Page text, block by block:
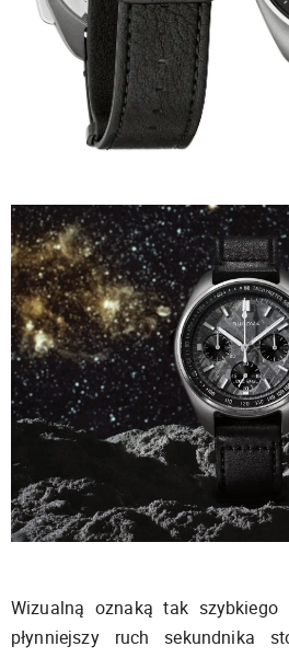
Wizualną oznaką tak
płynniejszy ruch sekundnika